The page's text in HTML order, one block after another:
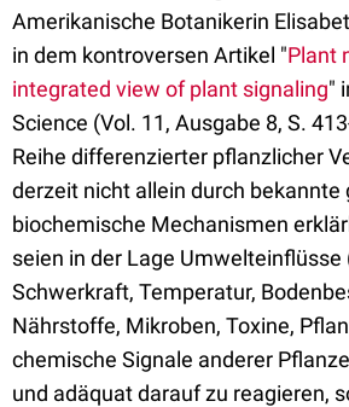
Amerikanische Botanikerin
in dem kontroversen Artikel "Plant
integrated view of plant signaling"
Science (Vol. 11, Ausgabe 8, S.
Reihe differenzierter pflanzlicher
derzeit nicht allein durch bekannte
biochemische Mechanismen
seien in der Lage Umwelteinflüsse
Schwerkraft, Temperatur,
Nährstoffe, Mikroben, Toxine,
chemische Signale anderer
und adäquat darauf zu reagieren,